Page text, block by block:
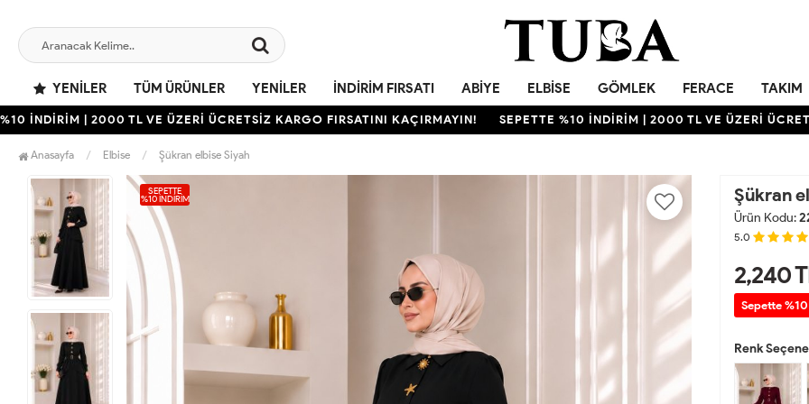
YENILER TÜM ÜRÜNLER YENILER İNDIRIM FIRSATI ABIYE ELBISE GÖMLEK FERACE TAKIM
| 2000 TL VE ÜZERİ ÜCRETSİZ KARGO FIRSATINI KAÇIRMAYIN! SEPETTE %10 İNDİRİM | 2000 TL VE ÜZERİ ÜCRETSİZ
Anasayfa Elbise Şükran elbise Siyah
SEPETTE
%10 İNDIRIM Şükran
Ürün Kodu:
5.0
2,240
Sepette
Renk